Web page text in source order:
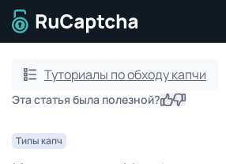
Перейти на главную страницу
Туториалы по обходу капчи
Эта статья была полезной?ДаНет
Типы капч